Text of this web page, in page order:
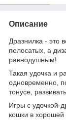
Описание
Дразнилка - это
полосатых, а
равнодушным!
Такая удочка и
одновременно,
тонусе,
Игры с удочкой-
кошки в